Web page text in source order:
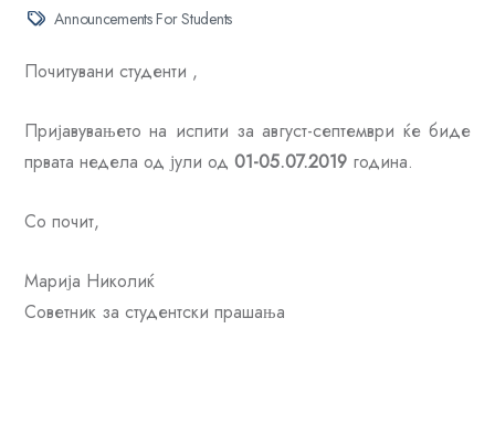
Announcements For Students
Почитувани студенти ,
Пријавувањето на испити за август-септември ќе биде
првата недела од јули од 01-05.07.2019 година.
Со почит,
Марија Николиќ
Советник за студентски прашања